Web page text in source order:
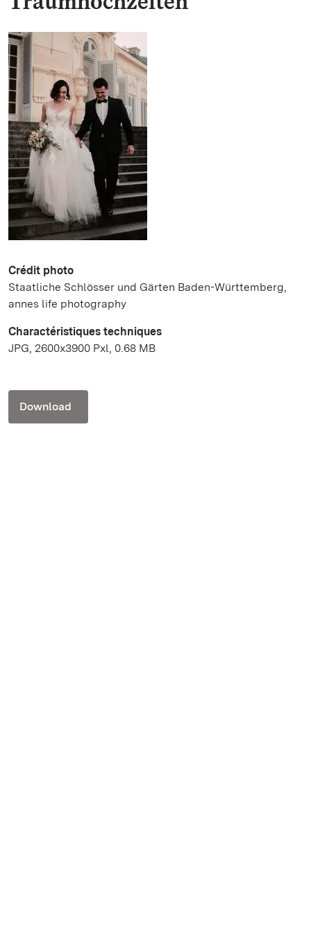
Crédit photo
Staatliche Schlösser und Gärten Baden-Württemberg,
annes life photography
Charactéristiques techniques
JPG, 2600x3900 Pxl, 0.68 MB
Download